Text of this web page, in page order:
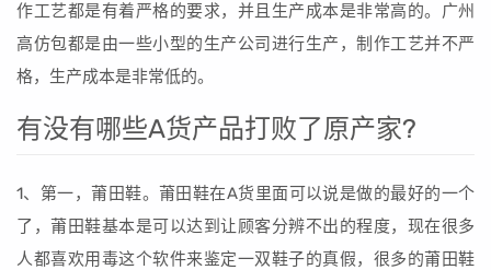
作工艺都是有着严格的要求，并且生产成本是非常高的。广州
高仿包都是由一些小型的生产公司进行生产，制作工艺并不严
格，生产成本是非常低的。
有没有哪些A货产品打败了原产家?
1、第一，莆田鞋。莆田鞋在A货里面可以说是做的最好的一个
了，莆田鞋基本是可以达到让顾客分辨不出的程度，现在很多
人都喜欢用毒这个软件来鉴定一双鞋子的真假，很多的莆田鞋